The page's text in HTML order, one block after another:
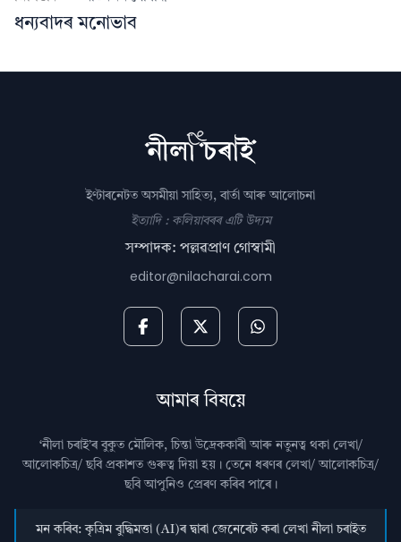
ধন্যবাদৰ মনোভাব
ইণ্টাৰনেটত অসমীয়া সাহিত্য, বাৰ্তা আৰু আলোচনা
ইত্যাদি : কলিয়াবৰৰ এটি উদ্যম
সম্পাদক: পল্লৱপ্ৰাণ গোস্বামী
editor@nilacharai.com
আমাৰ বিষয়ে
‘নীলা চৰাই’ৰ বুকুত মৌলিক, চিন্তা উদ্রেককাৰী আৰু নতুনত্ব থকা লেখা/
আলোকচিত্ৰ/ ছবি প্রকাশত গুৰুত্ব দিয়া হয়। তেনে ধৰণৰ লেখা/ আলোকচিত্ৰ/
ছবি আপুনিও প্রেৰণ কৰিব পাৰে।
মন কৰিব: কৃত্ৰিম বুদ্ধিমত্তা (AI)ৰ দ্বাৰা জেনেৰেট কৰা লেখা নীলা চৰাইত